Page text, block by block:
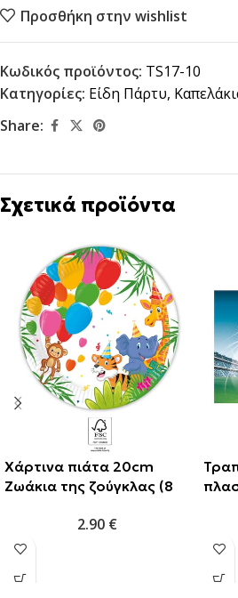
Προσθήκη στην wishlist
Κωδικός προϊόντος: TS17-10
Κατηγορίες: Είδη Πάρτυ,
Share:
Σχετικά προϊόντα
Xάρτινα πιάτα 20cm
Ζωάκια της ζούγκλας (8
2.90 €